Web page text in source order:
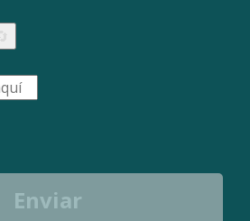
Enviar